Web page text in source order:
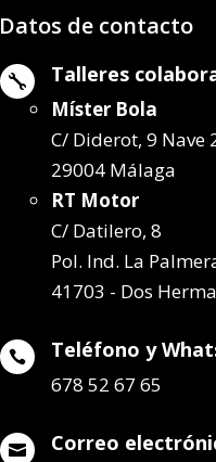
Datos de contacto
 Talleres
Míster Bola
C/ Diderot, 9 Nave
29004 Málaga
RT Motor
C/ Datilero, 8
Pol. Ind. La
41703 - Dos
 Teléfono y
678 52 67 65
 Correo